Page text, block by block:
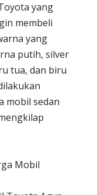
yang
membeli
yang
putih, silver
tua, dan biru
mobil sedan
Mobil